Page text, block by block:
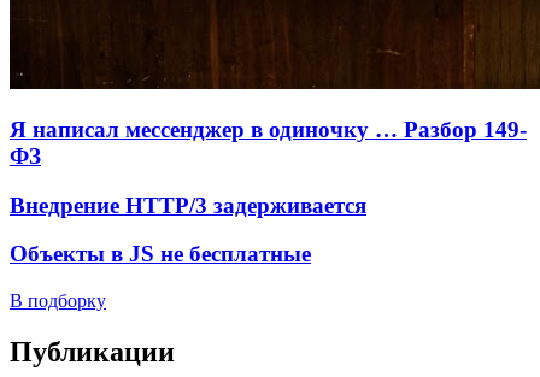
Я написал мессенджер в одиночку … Разбор 149-
ФЗ
Внедрение HTTP/3 задерживается
Объекты в JS не бесплатные
В подборку
Публикации